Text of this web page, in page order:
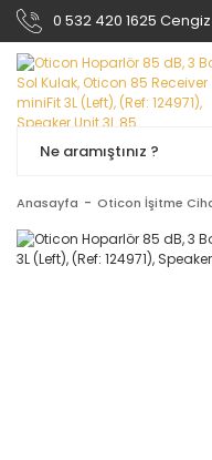
0 532 420 1625
Anasayfa Oticon İşitme